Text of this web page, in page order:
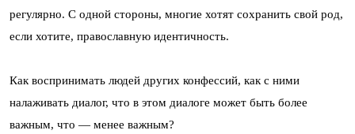
регулярно. С одной стороны, многие хотят сохранить свой род,
если хотите, православную идентичность.
Как воспринимать людей других конфессий, как с ними
налаживать диалог, что в этом диалоге может быть более
важным, что — менее важным?